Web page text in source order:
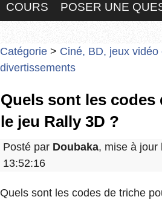
COURS POSER UNE
Catégorie > Ciné, BD, jeux vidéo
divertissements
Quels sont les
le jeu Rally 3D ?
Posté par Doubaka, mise à jour
13:52:16
Quels sont les codes de triche